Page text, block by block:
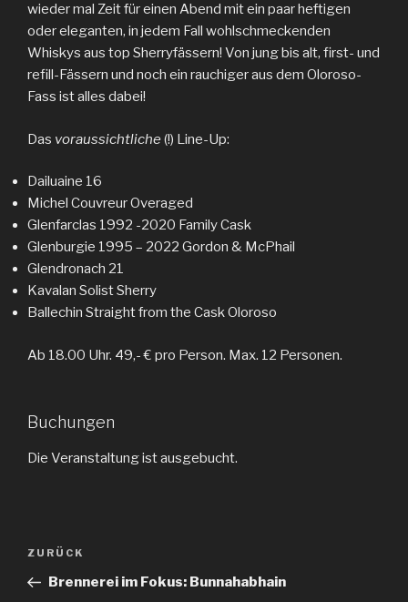
wieder mal Zeit für einen Abend mit ein paar heftigen
oder eleganten, in jedem Fall wohlschmeckenden
Whiskys aus top Sherryfässern! Von jung bis alt, first- und
refill-Fässern und noch ein rauchiger aus dem Oloroso-
Fass ist alles dabei!
Das voraussichtliche (!) Line-Up:
Dailuaine 16
Michel Couvreur Overaged
Glenfarclas 1992 -2020 Family Cask
Glenburgie 1995 – 2022 Gordon & McPhail
Glendronach 21
Kavalan Solist Sherry
Ballechin Straight from the Cask Oloroso
Ab 18.00 Uhr. 49,- € pro Person. Max. 12 Personen.
Buchungen
Die Veranstaltung ist ausgebucht.
Beitragsnavigation
Vorheriger
Beitrag
ZURÜCK
Brennerei im Fokus: Bunnahabhain